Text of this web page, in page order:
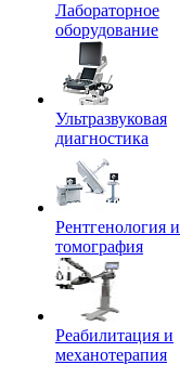
Лабораторное
оборудование
Ультразвуковая
диагностика
Рентгенология и
томография
Реабилитация и
механотерапия